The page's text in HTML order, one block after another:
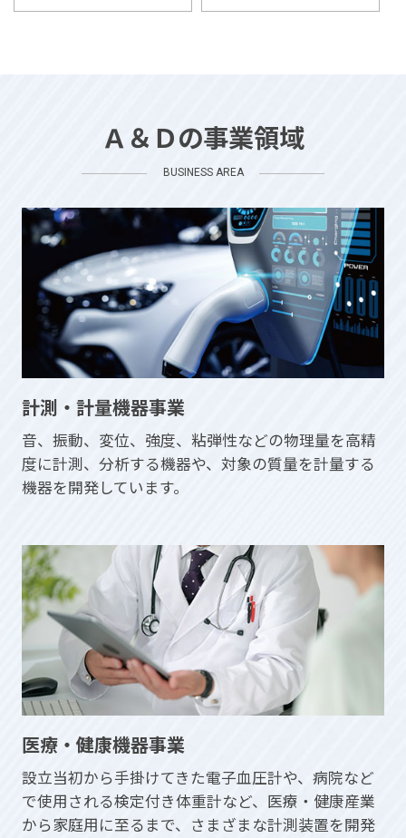
Ａ＆Ｄの事業領域
BUSINESS AREA
計測・計量機器事業
音、振動、変位、強度、粘弾性などの物理量を高精
度に計測、分析する機器や、対象の質量を計量する
機器を開発しています。
医療・健康機器事業
設立当初から手掛けてきた電子血圧計や、病院など
で使用される検定付き体重計など、医療・健康産業
から家庭用に至るまで、さまざまな計測装置を開発